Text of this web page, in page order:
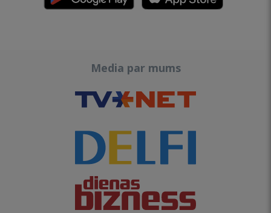
Media par mums